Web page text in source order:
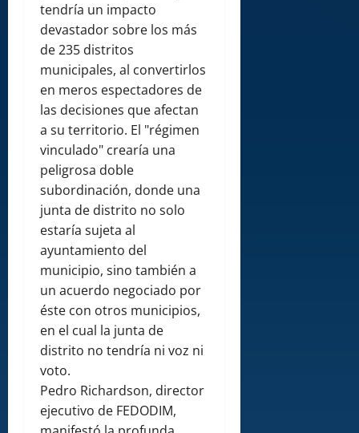
tendría un impacto
devastador sobre los más
de 235 distritos
municipales, al convertirlos
en meros espectadores de
las decisiones que afectan
a su territorio. El "régimen
vinculado" crearía una
peligrosa doble
subordinación, donde una
junta de distrito no solo
estaría sujeta al
ayuntamiento del
municipio, sino también a
un acuerdo negociado por
éste con otros municipios,
en el cual la junta de
distrito no tendría ni voz ni
voto.
Pedro Richardson, director
ejecutivo de FEDODIM,